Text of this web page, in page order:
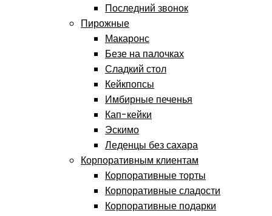
Последний звонок
Пирожные
Макаронс
Безе на палочках
Сладкий стол
Кейкпопсы
Имбирные печенья
Кап-кейки
Эскимо
Леденцы без сахара
Корпоративным клиентам
Корпоративные торты
Корпоративные сладости
Корпоративные подарки